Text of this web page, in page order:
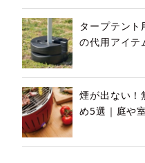
タープテン
の代用アイテ
煙が出ない！
め5選｜庭や